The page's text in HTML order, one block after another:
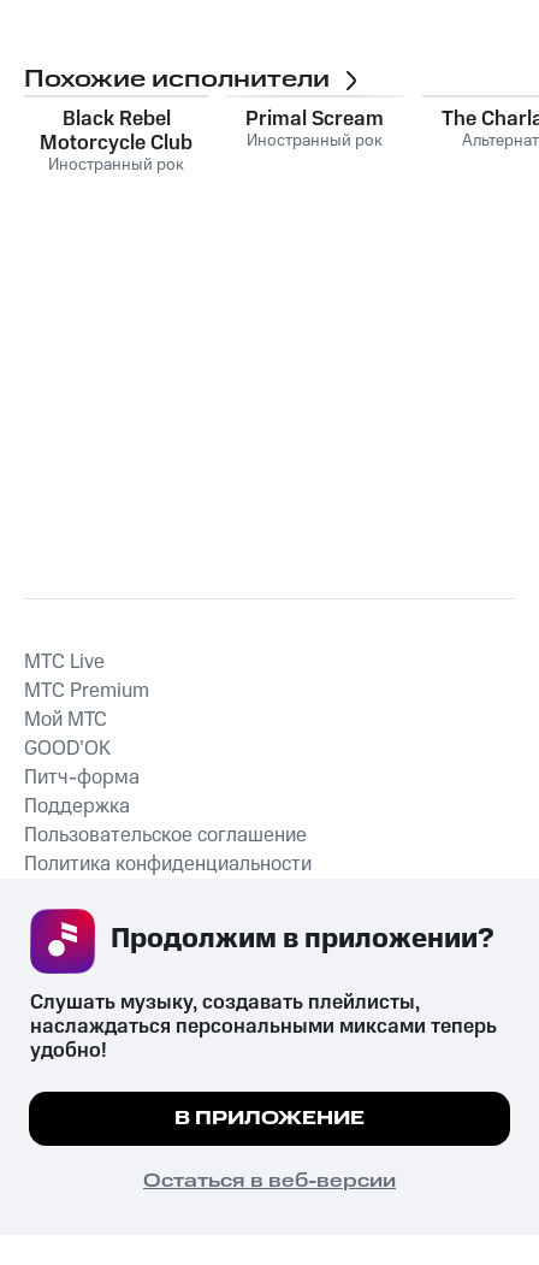
Похожие исполнители
Black Rebel
Motorcycle Club
Иностранный рок
Primal Scream
Иностранный рок
The
СКАЧАТЬ ПРИЛОЖЕНИЕ
MTС Live
MTС Premium
Мой МТС
GOOD’OK
Питч-форма
Поддержка
Пользовательское соглашение
Политика конфиденциальности
психотропных веществ, их аналогов причиняет вред здоровью,
их незаконный оборот запрещён и влечёт установленную
законодательством ответственность.
© 2026 ООО «КИОН».
Все права защищены
Мы используем куки, чтобы на сайте все
Подробнее
ПОНЯТНО
Слушать музыку, создавать плейлисты,
наслаждаться персональными миксами теперь
удобно!
В ПРИЛОЖЕНИЕ
Остаться в веб-версии